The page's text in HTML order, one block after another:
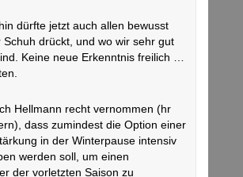
dürfte jetzt auch allen bewusst
Schuh drückt, und wo wir sehr gut
Keine neue Erkenntnis freilich …
Hellmann recht vernommen (hr
dass zumindest die Option einer
in der Winterpause intensiv
werden soll, um einen
der vorletzten Saison zu